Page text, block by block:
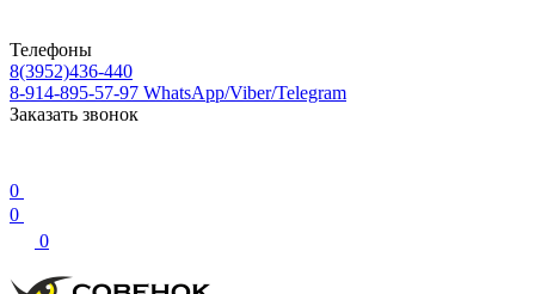
Телефоны
8(3952)436-440
8-914-895-57-97 WhatsApp/Viber/Telegram
Заказать звонок
0
0
0